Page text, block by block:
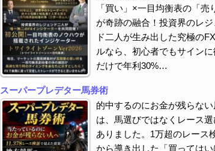
「買い」×一目均衡表の「売
が奇跡の融合！投資界のレジ
ド二人が生み出した究極の
ルなら、初心者でもサインに
だけで年利30%…
スーパープレデター馬券術
的中するのにお金が残らない
は、馬選びではなくレース選
ありました。1万超のレース
から導き出した「買ってはい